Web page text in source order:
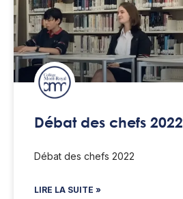
Débat des chefs 2022
Débat des chefs 2022
LIRE LA SUITE »